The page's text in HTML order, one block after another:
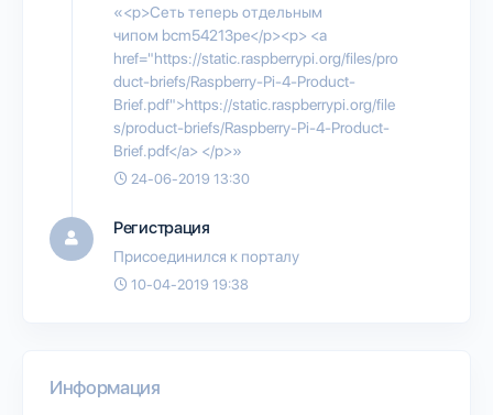
«<p>Сеть теперь отдельным
чипом bcm54213pe</p><p> <a
href="https://static.raspberrypi.org/files/pro
duct-briefs/Raspberry-Pi-4-Product-
Brief.pdf">https://static.raspberrypi.org/file
s/product-briefs/Raspberry-Pi-4-Product-
Brief.pdf</a> </p>»
24-06-2019 13:30
Регистрация
Присоединился к порталу
10-04-2019 19:38
Информация